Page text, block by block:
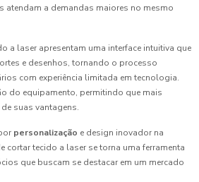
atendam a demandas maiores no mesmo
a laser apresentam uma interface intuitiva que
e desenhos, tornando o processo
com experiência limitada em tecnologia.
do equipamento, permitindo que mais
suas vantagens.
personalização e design inovador na
cortar tecido a laser se torna uma ferramenta
que buscam se destacar em um mercado